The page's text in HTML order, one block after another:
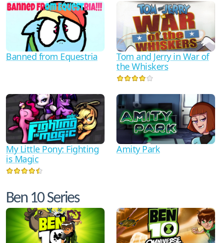
Banned from Equestria
Tom and Jerry in War of
the Whiskers
My Little Pony: Fighting
is Magic
Amity Park
Ben 10 Series